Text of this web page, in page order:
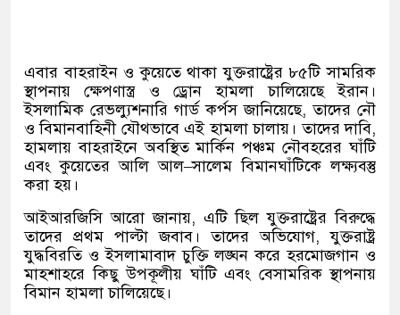
এবার বাহরাইন ও কুয়েতে থাকা যুক্তরাষ্ট্রের ৮৫টি সামরিক
স্থাপনায় ক্ষেপণাস্ত্র ও ড্রোন হামলা চালিয়েছে ইরান।
ইসলামিক রেভল্যুশনারি গার্ড কর্পস জানিয়েছে,তাদের নৌ
ও বিমানবাহিনী যৌথভাবে এই হামলা চালায়। তাদের দাবি,
হামলায় বাহরাইনে অবস্থিত মার্কিন পঞ্চম নৌবহরের ঘাঁটি
এবং কুয়েতের আলি আল–সালেম বিমানঘাঁটিকে লক্ষ্যবস্তু
করা হয়।
আইআরজিসি আরো জানায়, এটি ছিল যুক্তরাষ্ট্রের বিরুদ্ধে
তাদের প্রথম পাল্টা জবাব। তাদের অভিযোগ,যুক্তরাষ্ট্র
যুদ্ধবিরতি ও ইসলামাবাদ চুক্তি লঙ্ঘন করে হরমোজগান ও
মাহশাহরে কিছু উপকূলীয় ঘাঁটি এবং বেসামরিক স্থাপনায়
বিমান হামলা চালিয়েছে।